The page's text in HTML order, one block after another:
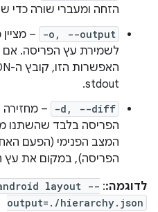
הזחה ומעברי שורה כדי
-o, --output
–
לשמירת עץ הפריסה. אם
stdout.
-d, --diff
– מחזירה
הפריסה בלבד שהשתנו
המצב הפנימי (הפעם
הפריסה), במקום את עץ
לדוגמה::
layout --
output=./hierarchy.json